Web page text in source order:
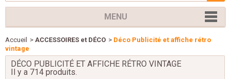
MENU
Accueil > ACCESSOIRES et DÉCO > Déco Publicité et affiche rétro
vintage
DÉCO PUBLICITÉ ET AFFICHE RÉTRO VINTAGE
Il y a 714 produits.